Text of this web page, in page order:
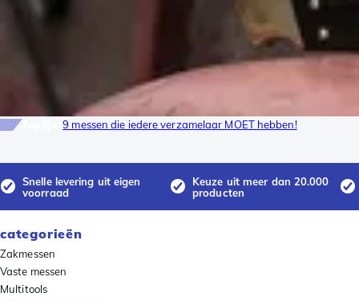
Toplijst9 messen die iedere verzamelaar MOET hebben!
Snelle levering uit eigen
voorraad
Keuze uit meer dan 20.000
producten
categorieën
Zakmessen
Vaste messen
Multitools